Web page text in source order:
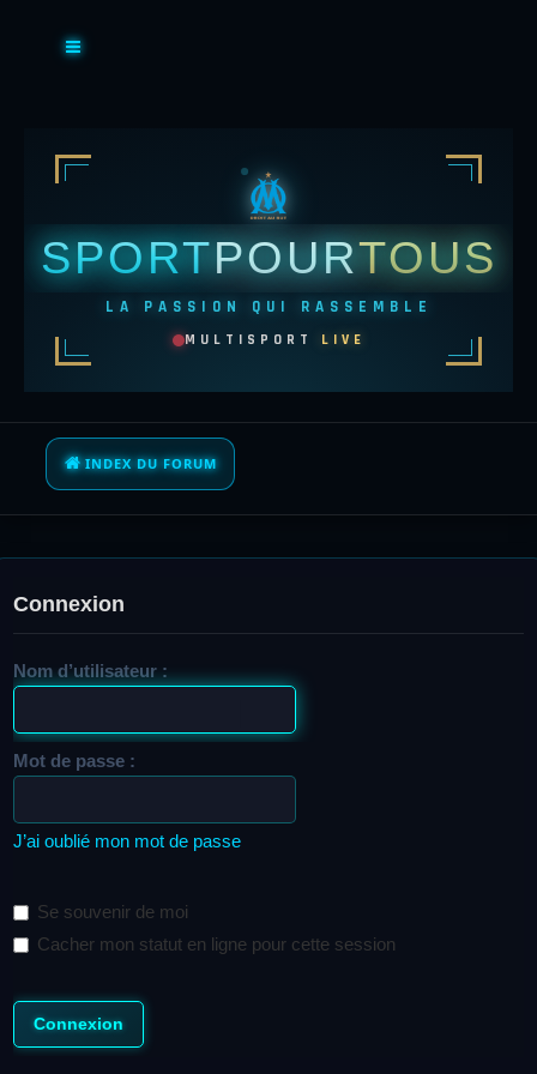
SPORTPOURTOUS
LA PASSION QUI RASSEMBLE
MULTISPORT LIVE
INDEX DU FORUM
Connexion
Nom d’utilisateur :
Mot de passe :
J’ai oublié mon mot de passe
Se souvenir de moi
Cacher mon statut en ligne pour cette session